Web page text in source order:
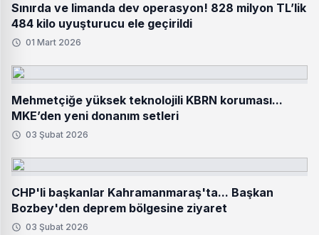
Sınırda ve limanda dev operasyon! 828 milyon TL’lik
484 kilo uyuşturucu ele geçirildi
01 Mart 2026
Mehmetçiğe yüksek teknolojili KBRN koruması...
MKE’den yeni donanım setleri
03 Şubat 2026
CHP'li başkanlar Kahramanmaraş'ta... Başkan
Bozbey'den deprem bölgesine ziyaret
03 Şubat 2026